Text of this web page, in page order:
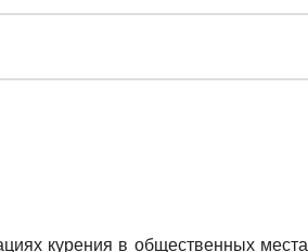
курения в общественных